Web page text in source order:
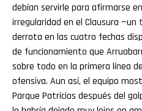
debían servirle para afirmarse
irregularidad en el Clausura —un
derrota en las cuatro fechas
de funcionamiento que
sobre todo en la primera línea
ofensiva. Aun así, el equipo
Parque Patricios después del